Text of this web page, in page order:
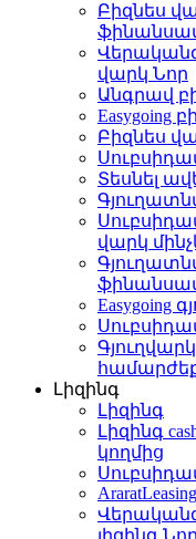
Բիզնես
վարկ Նոր
Անգրավ
Easygoing
Բիզնես
Տեսնել
վարկ
Լիզինգ
Լիզինգ
Լիզինգ
կողմից
AraratLeasing
լիզինգ Նոր